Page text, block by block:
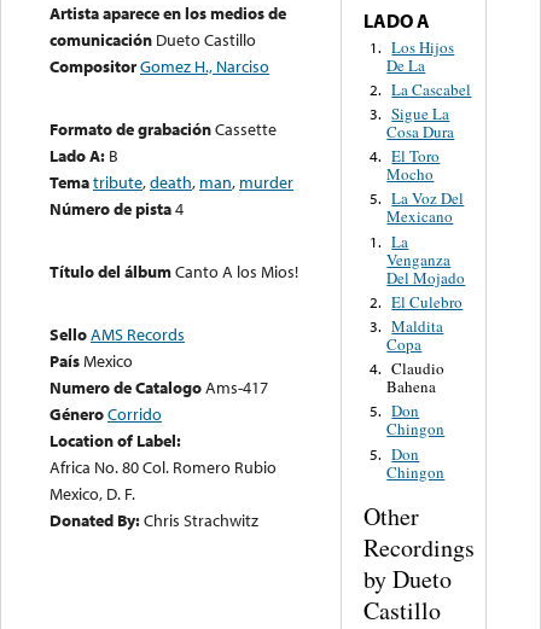
Artista aparece en los medios de
comunicación Dueto Castillo
CompositorGomez H., Narciso
Formato de grabaciónCassette
Lado A: B
Tematribute,death, man, murder
Número de pista4
Título del álbumCanto A los Mios!
SelloAMS Records
PaísMexico
Numero de CatalogoAms-417
GéneroCorrido
Location of Label:
Africa No. 80 Col. Romero Rubio
Mexico, D. F.
Donated By:Chris Strachwitz
LADO A
1. Los Hijos
De La
2. La Cascabel
3. Sigue La
Cosa Dura
4. El Toro
Mocho
5. La Voz Del
Mexicano
1. La
Venganza
Del Mojado
2. El Culebro
3. Maldita
Copa
4. Claudio
Bahena
5. Don
Chingon
5. Don
Chingon
Other
Recordings
by Dueto
Castillo